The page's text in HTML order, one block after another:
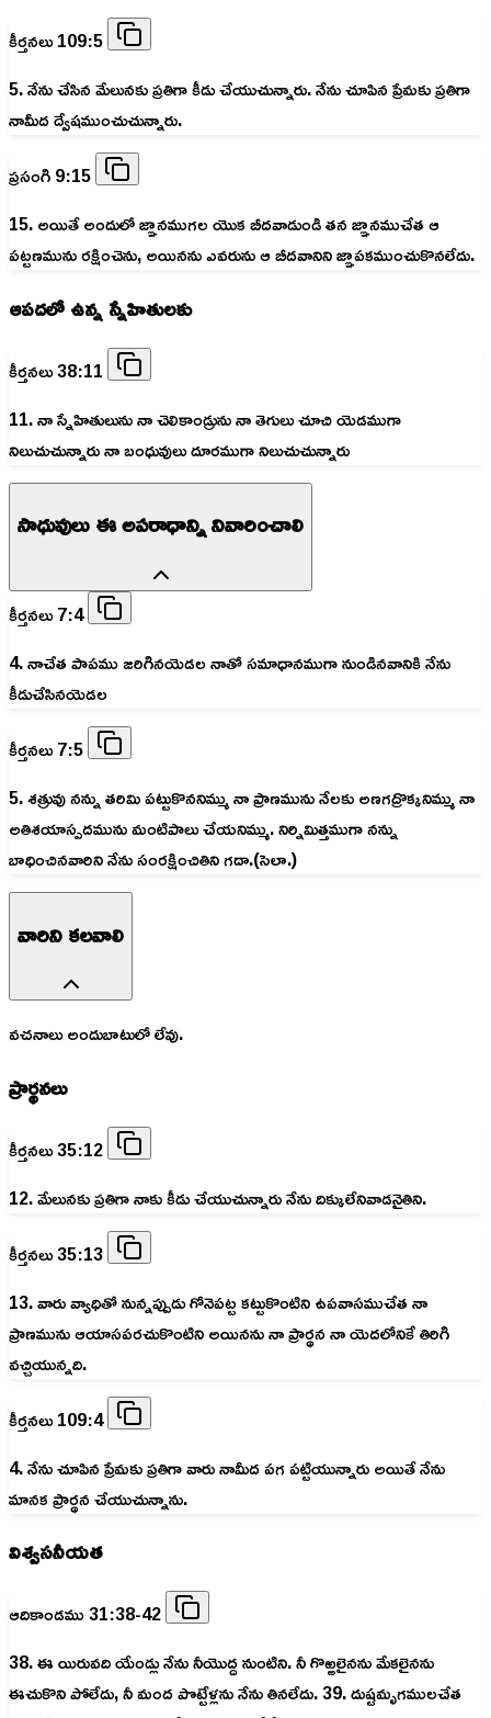
కీర్తనలు 109:5
5. నేను చేసిన మేలునకు ప్రతిగా కీడు చేయుచున్నారు. నేను చూపిన ప్రేమకు ప్రతిగా
నామీద ద్వేషముంచుచున్నారు.
ప్రసంగి 9:15
15. అయితే అందులో జ్ఞానముగల యొక బీదవాడుండి తన జ్ఞానముచేత ఆ
పట్టణమును రక్షించెను, అయినను ఎవరును ఆ బీదవానిని జ్ఞాపకముంచుకొనలేదు.
ఆపదలో ఉన్న స్నేహితులకు
కీర్తనలు 38:11
11. నా స్నేహితులును నా చెలికాండ్రును నా తెగులు చూచి యెడముగా
నిలుచుచున్నారు నా బంధువులు దూరముగా నిలుచుచున్నారు
సాధువులు ఈ అపరాధాన్ని నివారించాలి
కీర్తనలు 7:4
4. నాచేత పాపము జరిగినయెడల నాతో సమాధానముగా నుండినవానికి నేను
కీడుచేసినయెడల
కీర్తనలు 7:5
5. శత్రువు నన్ను తరిమి పట్టుకొననిమ్ము నా ప్రాణమును నేలకు అణగద్రొక్కనిమ్ము నా
అతిశయాస్పదమును మంటిపాలు చేయనిమ్ము. నిర్నిమిత్తముగా నన్ను
బాధించినవారిని నేను సంరక్షించితిని గదా.(సెలా.)
వారిని కలవాలి
వచనాలు అందుబాటులో లేవు.
ప్రార్థనలు
కీర్తనలు 35:12
12. మేలునకు ప్రతిగా నాకు కీడు చేయుచున్నారు నేను దిక్కులేనివాడనైతిని.
కీర్తనలు 35:13
13. వారు వ్యాధితో నున్నప్పుడు గోనెపట్ట కట్టుకొంటిని ఉపవాసముచేత నా
ప్రాణమును ఆయాసపరచుకొంటిని అయినను నా ప్రార్థన నా యెదలోనికే తిరిగి
వచ్చియున్నది.
కీర్తనలు 109:4
4. నేను చూపిన ప్రేమకు ప్రతిగా వారు నామీద పగ పట్టియున్నారు అయితే నేను
మానక ప్రార్థన చేయుచున్నాను.
విశ్వసనీయత
ఆదికాండము 31:38-42
38. ఈ యిరువది యేండ్లు నేను నీయొద్ద నుంటిని. నీ గొఱ్ఱలైనను మేకలైనను
ఈచుకొని పోలేదు, నీ మంద పొట్టేళ్లను నేను తినలేదు. 39. దుష్టమృగములచేత